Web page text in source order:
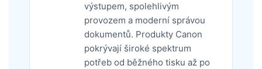
výstupem, spolehlivým
provozem a moderní správou
dokumentů. Produkty Canon
pokrývají široké spektrum
potřeb od běžného tisku až po